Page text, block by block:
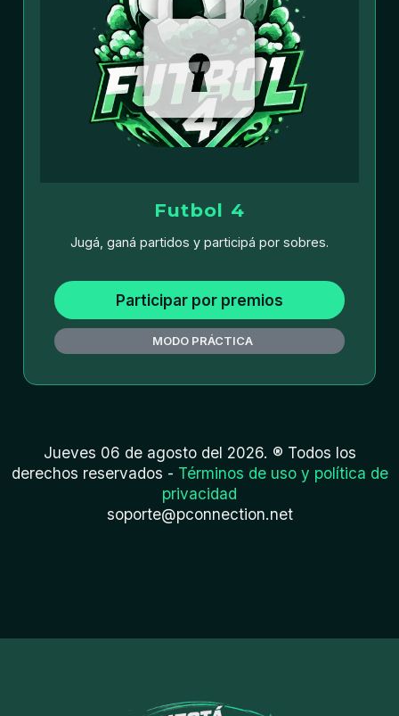
Futbol 4
Jugá, ganá partidos y participá por sobres.
Participar por premios
MODO PRÁCTICA
Jueves 06 de agosto del 2026. ® Todos los
derechos reservados - Términos de uso y política de
privacidad
soporte@pconnection.net